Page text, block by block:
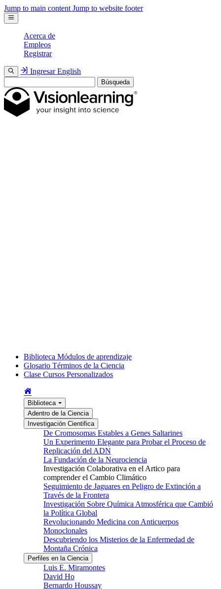
Jump to main content Jump to website footer
Acerca de
Empleos
Registrar
Ingresar English
Búsqueda
Biblioteca Módulos de aprendizaje
Glosario Términos de la Ciencia
Clase Cursos Personalizados
Biblioteca
Adentro de la Ciencia
Investigación Cientifica
De Cromosomas Estables a Genes Saltarines
Un Experimento Elegante para Probar el Proceso de
Replicación del ADN
La Fundación de la Neurociencia
Investigación Colaborativa en el Artico para
comprender el Cambio Climático
Seguimiento de Jaguares en Peligro de Extinción a
Través de la Frontera
Investigación Sobre Química Atmosférica que Cambió
la Política Global
Revolucionando Medicina con Anticuerpos
Monoclonales
Descubriendo los Misterios de la Enfermedad de
Montaña Crónica
Perfiles en la Ciencia
Luis E. Miramontes
David Ho
Bernardo Houssay